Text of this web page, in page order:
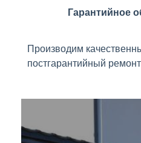
Гарантийное
Производим
постгарантийный